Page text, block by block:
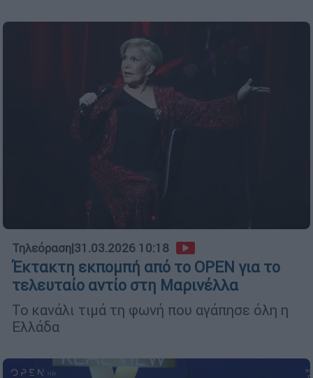
Τηλεόραση|31.03.2026 10:18
Έκτακτη εκπομπή από το OPEN για το
τελευταίο αντίο στη Μαρινέλλα
Το κανάλι τιμά τη φωνή που αγάπησε όλη η
Ελλάδα